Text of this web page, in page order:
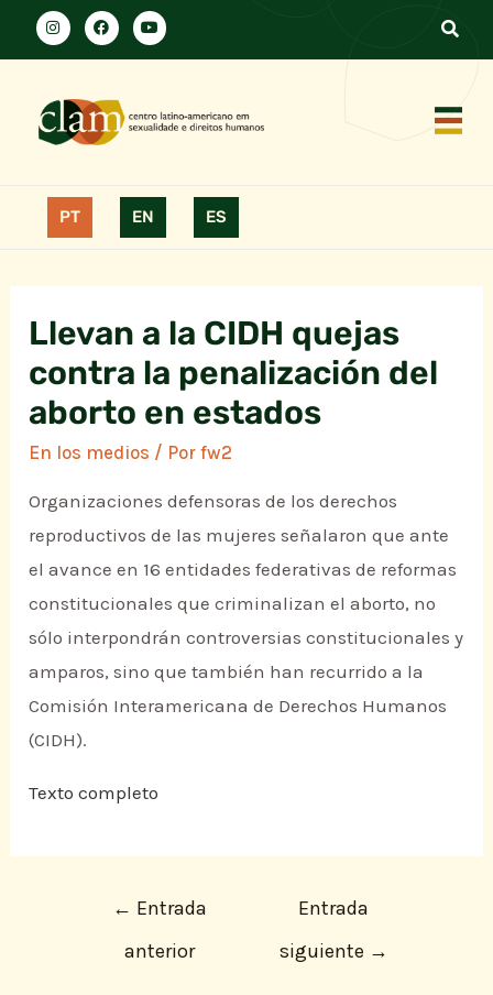
PT EN ES
Llevan a la CIDH quejas
contra la penalización del
aborto en estados
En los medios / Porfw2
Organizaciones defensoras de los derechos
reproductivos de las mujeres señalaron que ante
el avance en 16 entidades federativas de reformas
constitucionales que criminalizan el aborto, no
sólo interpondrán controversias constitucionales y
amparos, sino que también han recurrido a la
Comisión Interamericana de Derechos Humanos
(CIDH).
Texto completo
← Entrada
anterior
Entrada
siguiente →